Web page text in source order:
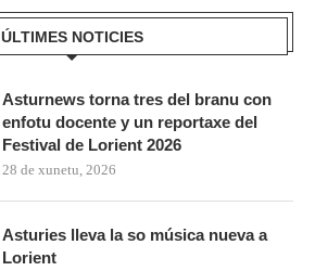
ÚLTIMES NOTICIES
Asturnews torna tres del branu con
enfotu docente y un reportaxe del
Festival de Lorient 2026
28 de xunetu, 2026
Asturies lleva la so música nueva a
Lorient